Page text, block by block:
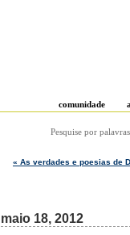
comunidade
Pesquise por
« As verdades e poesias de
maio 18, 2012